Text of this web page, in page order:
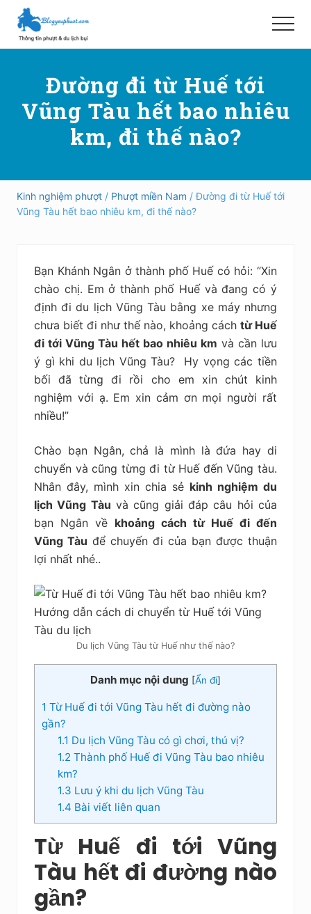
Menu
Skip
main
qua
primary
Hướng
phượt,
lịch
và
ngoài
nước
an
nghiệm,
kiệm
Menu
Đường đi từ Huế tới
Vũng Tàu hết bao nhiêu
km, đi thế nào?
Kinh nghiệm phượt / Phượt miền Nam / Đường đi từ Huế tới
Vũng Tàu hết bao nhiêu km, đi thế nào?
Bạn Khánh Ngân ở thành phố Huế có hỏi: “Xin
chào chị. Em ở thành phố Huế và đang có ý
định đi du lịch Vũng Tàu bằng xe máy nhưng
chưa biết đi như thế nào, khoảng cách từ Huế
đi tới Vũng Tàu hết bao nhiêu km và cần lưu
ý gì khi du lịch Vũng Tàu? Hy vọng các tiền
bối đã từng đi rồi cho em xin chút kinh
nghiệm với ạ. Em xin cảm ơn mọi người rất
nhiều!”
Chào bạn Ngân, chả là mình là đứa hay di
chuyển và cũng từng đi từ Huế đến Vũng tàu.
Nhân đây, mình xin chia sẻ kinh nghiệm du
lịch Vũng Tàu và cũng giải đáp câu hỏi của
bạn Ngân về khoảng cách từ Huế đi đến
Vũng Tàu để chuyến đi của bạn được thuận
lợi nhất nhé..
Du lịch Vũng Tàu từ Huế như thế nào?
Danh mục nội dung [Ẩn đi]
1 Từ Huế đi tới Vũng Tàu hết đi đường nào
gần?
1.1 Du lịch Vũng Tàu có gì chơi, thú vị?
1.2 Thành phố Huế đi Vũng Tàu bao nhiêu
km?
1.3 Lưu ý khi du lịch Vũng Tàu
1.4 Bài viết liên quan
Từ Huế đi tới Vũng
Tàu hết đi đường nào
gần?